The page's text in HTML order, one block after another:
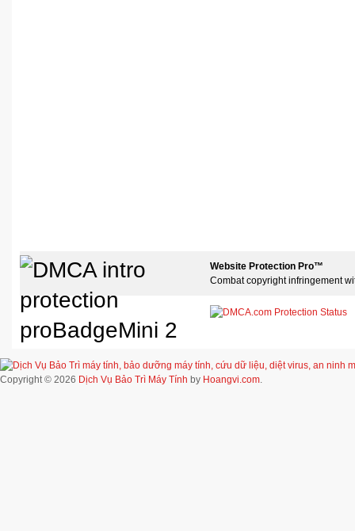
Website Protection Pro™
Combat copyright infringement
Copyright © 2026 Dịch Vụ Bảo Trì Máy Tính by Hoangvi.com.